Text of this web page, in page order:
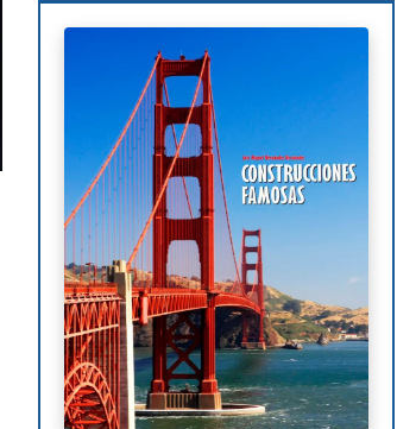
Philip Johnson
Le Corbusier
William Pereira
Antoni Gaudí
Frank Lloyd Wright
Louis Sullivan
Miguel Ángel Buonarroti